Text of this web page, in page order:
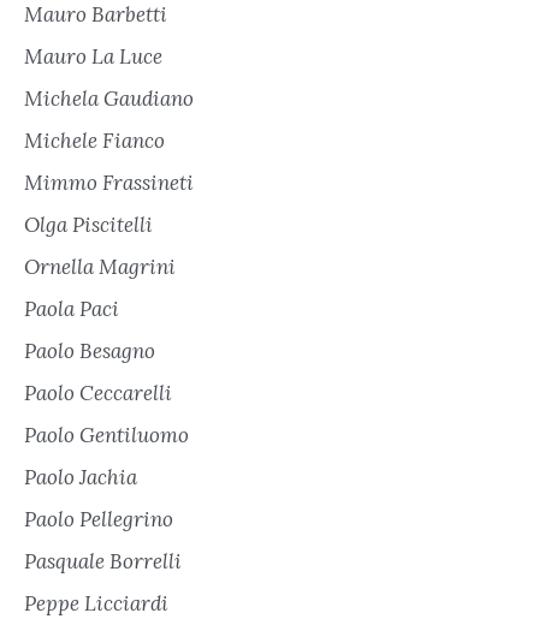
Mauro Barbetti
Mauro La Luce
Michela Gaudiano
Michele Fianco
Mimmo Frassineti
Olga Piscitelli
Ornella Magrini
Paola Paci
Paolo Besagno
Paolo Ceccarelli
Paolo Gentiluomo
Paolo Jachia
Paolo Pellegrino
Pasquale Borrelli
Peppe Licciardi